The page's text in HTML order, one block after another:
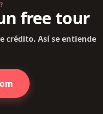
free tour
crédito. Así se entiende